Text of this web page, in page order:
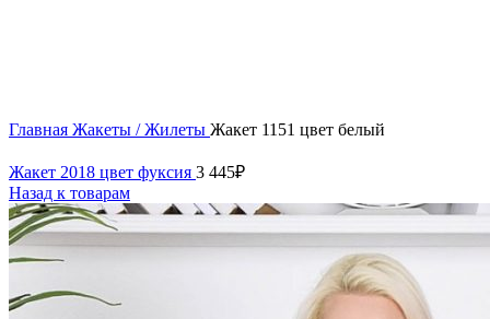
Главная Жакеты / Жилеты Жакет 1151 цвет белый
Жакет 2018 цвет фуксия 3 445₽
Назад к товарам